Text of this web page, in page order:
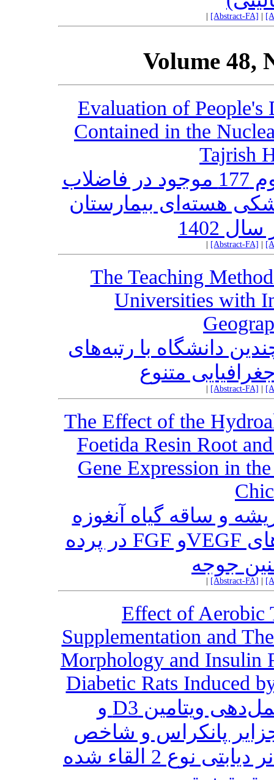
[Abstract-FA]
Volume 48,
Evaluation of People's
Contained in the
Tajrish
ارزیابی دز مردم ناشی از لوتشیوم 177 موجود در فاضلاب
هسته‌ای بیمارستان
1402
[Abstract-FA]
The Teaching
Universities with
دانشگاه با رتبه‌های
متنوع
[Abstract-FA]
The Effect of the
Foetida Resin Root
Gene Expression in
و ساقه گیاه آنغوزه
Ferula assa- foetida بر بیان ژن‌های VEGFو FGF در پرده
جوجه
[Abstract-FA]
Effect of Aerobic
Supplementation and
Morphology and Insulin
Diabetic Rats Induced
تأثیر تمرین‌های هوازی و مکمل‌دهی ویتامین D3 و
پانکراس و شاخص
مقاومت به انسولین در رت‌های نر دیابتی نوع 2 القاء شده